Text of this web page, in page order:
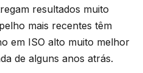
resultados muito
mais recentes têm
em ISO alto muito melhor
de alguns anos atrás.